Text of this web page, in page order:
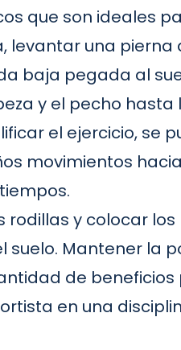
que son ideales
levantar una
baja pegada al
y el pecho
el ejercicio,
movimientos
y colocar
Mantener la
de
en una